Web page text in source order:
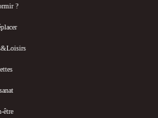
?
être